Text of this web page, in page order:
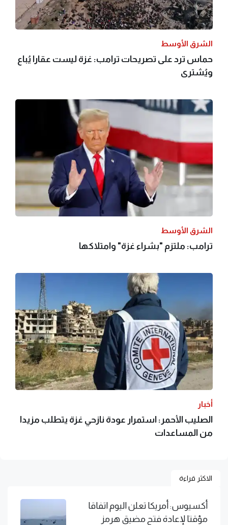
الشرق الأوسط
حماس ترد على تصريحات ترامب: غزة ليست عقارا يُباع
ويُشترى
الشرق الأوسط
ترامب: ملتزم "بشراء غزة" وامتلاكها
أخبار
الصليب الأحمر: استمرار عودة نازحي غزة يتطلب مزيدا
من المساعدات
الاكثر قراءة
أكسيوس: أمريكا تعلن اليوم اتفاقا
مؤقتا لإعادة فتح مضيق هرمز